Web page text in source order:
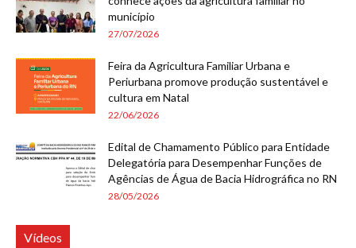
município
27/07/2026
Feira da Agricultura Familiar Urbana e
Periurbana promove produção sustentável e
cultura em Natal
22/06/2026
Edital de Chamamento Público para Entidade
Delegatória para Desempenhar Funções de
Agências de Água de Bacia Hidrográfica no RN
28/05/2026
Vídeos